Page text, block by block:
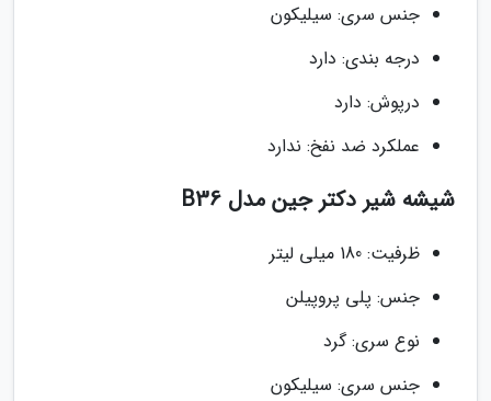
جنس سری: سیلیکون
درجه بندی: دارد
درپوش: دارد
عملکرد ضد نفخ: ندارد
شیشه شیر دکتر جین مدل B36
ظرفیت: 180 میلی لیتر
جنس: پلی پروپیلن
نوع سری: گرد
جنس سری: سیلیکون